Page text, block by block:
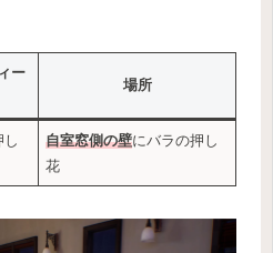
ー
場所
し
自室窓側の壁にバラの押し
花